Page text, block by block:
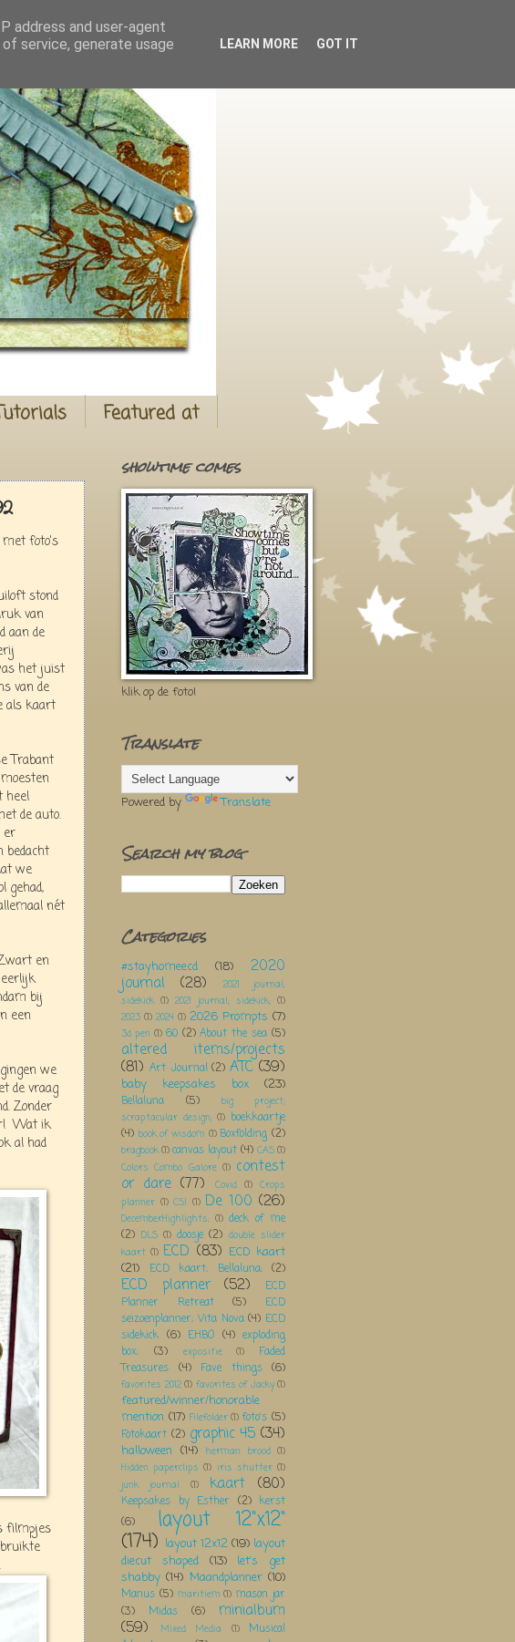
Featured at
foto's
stond
van
aan de
het juist
van de
als kaart
Trabant
heel
de auto.
er
bedacht
we
gehad,
nét
en
eerlijk
bij
een
we
de vraag
Zonder
Wat ik
al had
filmpjes
showtime comes
klik op de foto!
Translate
Powered by Translate
Search my blog
Categories
#stayhomeecd (18) 2020
journal (28)
2021 journal;
sidekick (1) 2021 journal; sidekick; (1)
2023 (1) 2024 (1) 2026 Prompts (7)
3d pen (1) 60 (2) About the sea (5)
altered items/projects
(81) Art Journal (2) ATC (39)
baby keepsakes box (23)
Bellaluna (5)
big project;
scraptacular design; (1) boekkaartje
(4) book of wisdom (1) Boxfolding (2)
bragbook(1)canvas layout (4) CAS(1)
Colors Combo Galore (1) contest
or dare (77) Covid (1) Crops
planner (1) CSI (1) De 100 (26)
DecemberHighlights; (1) deck of me
(2) DLS (1) doosje (2) double slider
kaart (1) ECD (83) ECD kaart
(21)
ECD kaart; Bellaluna; (2)
ECD planner (52)
ECD
Planner Retreat
(5)
ECD
seizoenplanner; Vita Nova (4) ECD
sidekick (6) EHBO (4) exploding
box;
(3) expositie (1)
Faded
Treasures
(4) Fave things (6)
favorites 2012 (1) favorites of Jacky (1)
featured/winner/honorable
mention (17) Filefolder (1) foto's (5)
Fotokaart (2) graphic 45 (34)
halloween (14) herman brood (1)
Hidden paperclips (1) iris shutter (1)
junk journal
(1) kaart (80)
Keepsakes by Esther (2) kerst
(6)
layout 12"x12"
(174) layout 12x12 (19) layout
diecut shaped
(13)
let's get
shabby (14) Maandplanner (10)
Manus (5) maritiem (1) mason jar
(3)
Midas (6) minialbum
(59) Mixed Media (1)
Musical
address and user-agent
service, generate usage
LEARN MORE GOT IT